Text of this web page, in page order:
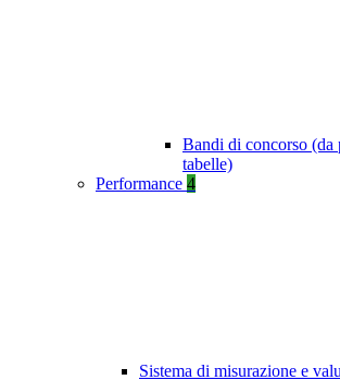
Bandi di concorso (da
tabelle)
Performance 4
Sistema di misurazione e